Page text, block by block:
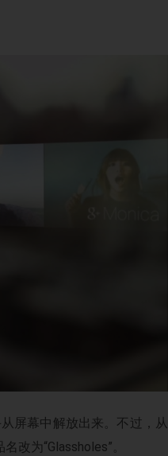
屏幕中解放出来。不过，从
改为“Glassholes”。